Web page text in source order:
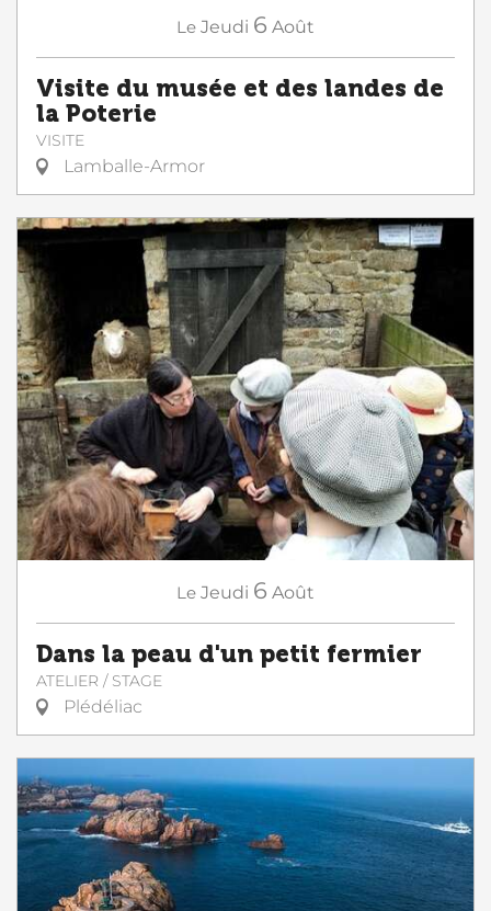
Le Jeudi 6 Août
Visite du musée et des landes de
la Poterie
VISITE
Lamballe-Armor
Le Jeudi 6 Août
Dans la peau d'un petit fermier
ATELIER / STAGE
Plédéliac